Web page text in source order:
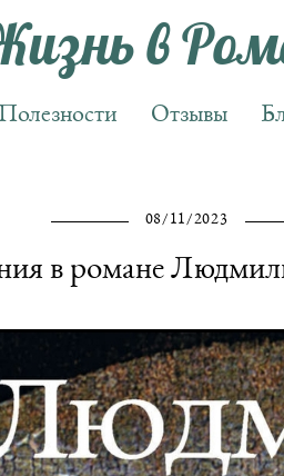
в
Полезности Отзывы
в
Полезности Отзывы
08/11/2023
в романе